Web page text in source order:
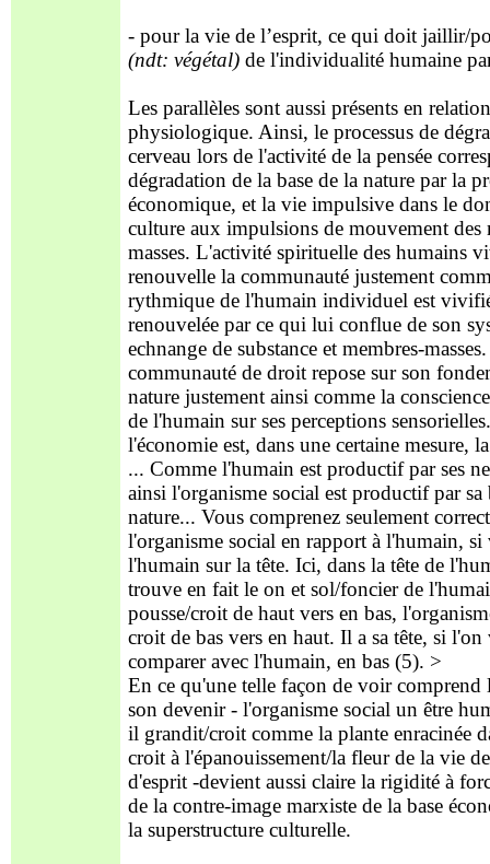
- pour la vie de l’esprit, ce qui doit jaillir/
(ndt: végétal) de l'individualité humaine
Les parallèles sont aussi présents en relation
physiologique. Ainsi, le processus de
cerveau lors de l'activité de la pensée
dégradation de la base de la nature par la
économique, et la vie impulsive dans le
culture aux impulsions de mouvement des
masses. L'activité spirituelle des humains
renouvelle la communauté justement
rythmique de l'humain individuel est
renouvelée par ce qui lui conflue de son
echnange de substance et membres-
communauté de droit repose sur son
nature justement ainsi comme la
de l'humain sur ses perceptions
l'économie est, dans une certaine mesure,
... Comme l'humain est productif par ses
ainsi l'organisme social est productif par sa
nature... Vous comprenez seulement
l'organisme social en rapport à l'humain, si
l'humain sur la tête. Ici, dans la tête de
trouve en fait le on et sol/foncier de
pousse/croit de haut vers en bas,
croit de bas vers en haut. Il a sa tête, si l'on
comparer avec l'humain, en bas (5). >
En ce qu'une telle façon de voir comprend
son devenir - l'organisme social un être
il grandit/croit comme la plante enracinée
croit à l'épanouissement/la fleur de la vie
d'esprit -devient aussi claire la rigidité à
de la contre-image marxiste de la base
la superstructure culturelle.